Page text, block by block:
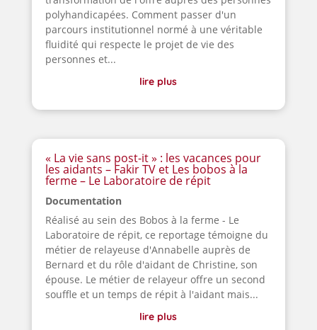
polyhandicapées. Comment passer d'un
parcours institutionnel normé à une véritable
fluidité qui respecte le projet de vie des
personnes et...
lire plus
« La vie sans post-it » : les vacances pour
les aidants – Fakir TV et Les bobos à la
ferme – Le Laboratoire de répit
Documentation
Réalisé au sein des Bobos à la ferme - Le
Laboratoire de répit, ce reportage témoigne du
métier de relayeuse d'Annabelle auprès de
Bernard et du rôle d'aidant de Christine, son
épouse. Le métier de relayeur offre un second
souffle et un temps de répit à l'aidant mais...
lire plus